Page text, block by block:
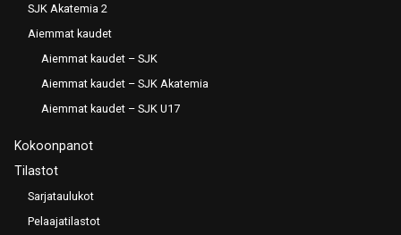
SJK Akatemia 2
Aiemmat kaudet
Aiemmat kaudet – SJK
Aiemmat kaudet – SJK Akatemia
Aiemmat kaudet – SJK U17
Kokoonpanot
Tilastot
Sarjataulukot
Pelaajatilastot